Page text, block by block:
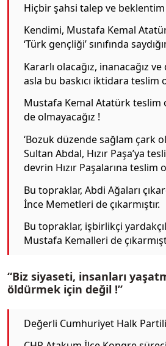
Hiçbir şahsi talep ve
Kendimi, Mustafa Kemal
‘Türk gençliği’ sınıfında
Kararlı olacağız, inanacağız
asla bu baskıcı iktidara teslim
Mustafa Kemal Atatürk teslim
de olmayacağız !
‘Bozuk düzende sağlam çark
Sultan Abdal, Hızır Paşa’ya
devrin Hızır Paşalarına teslim
Bu topraklar, Abdi Ağaları
İnce Memetleri de çıkarmıştır.
Bu topraklar, işbirlikçi
Mustafa Kemalleri de
“Biz siyaseti, insanları
öldürmek için değil !”
Değerli Cumhuriyet Halk